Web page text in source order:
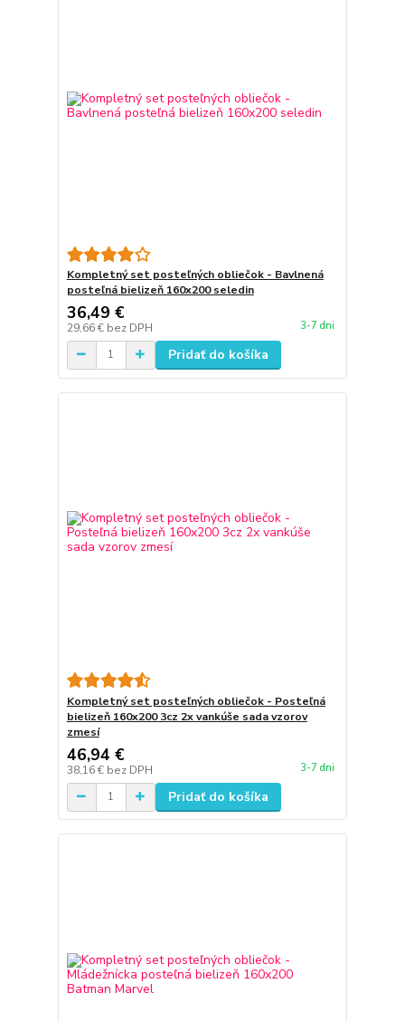
Kompletný set posteľných obliečok - Bavlnená
posteľná bielizeň 160x200 seledin
36,49 €
29,66 € bez DPH 3-7 dni
Pridať do košíka
Kompletný set posteľných obliečok - Posteľná
bielizeň 160x200 3cz 2x vankúše sada vzorov
zmesí
46,94 €
38,16 € bez DPH 3-7 dni
Pridať do košíka